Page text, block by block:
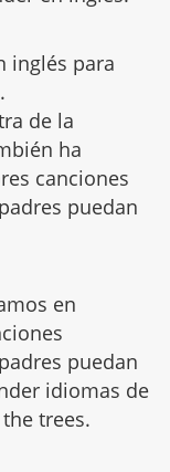
inglés para
de la
ha
canciones
puedan
en
puedan
idiomas de
trees.